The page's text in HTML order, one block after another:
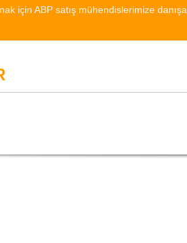
için ABP satış mühendislerimize